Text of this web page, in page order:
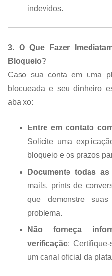
indevidos.
3. O Que Fazer
Bloqueio?
Caso sua conta em uma
bloqueada e seu dinheiro
abaixo:
Entre em contato
Solicite uma
bloqueio e os prazos
Documente todas as
mails, prints de
que demonstre
problema.
Não forneça
verificação:
um canal oficial da